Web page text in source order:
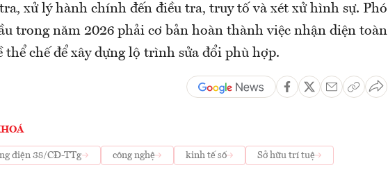
xử lý hành chính đến điều tra, truy tố và xét xử hình sự. Phó
trong năm 2026 phải cơ bản hoàn thành việc nhận diện toàn
thể chế để xây dựng lộ trình sửa đổi phù hợp.
điện 38/CĐ-TTg công nghệ kinh tế số Sở hữu trí tuệ